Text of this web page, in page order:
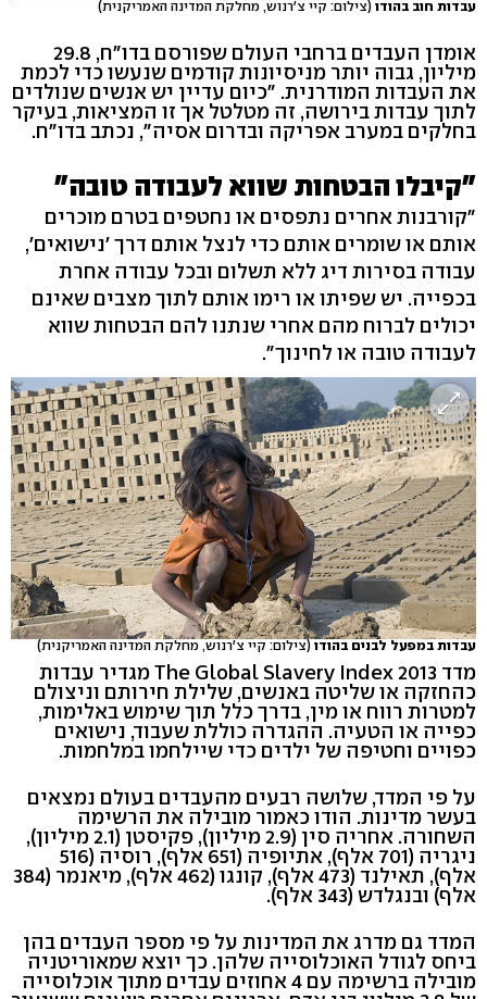
עבדות חוב בהודו (צילום: קיי צ'רנוש, מחלקת המדינה האמריקנית)
אומדן העבדים ברחבי העולם שפורסם בדו"ח, 29.8
מיליון, גבוה יותר מניסיונות קודמים שנעשו כדי לכמת
את העבדות המודרנית. "כיום עדיין יש אנשים שנולדים
לתוך עבדות בירושה, זה מטלטל אך זו המציאות, בעיקר
בחלקים במערב אפריקה ובדרום אסיה", נכתב בדו"ח.
"קיבלו הבטחות שווא לעבודה טובה"
"קורבנות אחרים נתפסים או נחטפים בטרם מוכרים
אותם או שומרים אותם כדי לנצל אותם דרך 'נישואים',
עבודה בסירות דיג ללא תשלום ובכל עבודה אחרת
בכפייה. יש שפיתו או רימו אותם לתוך מצבים שאינם
יכולים לברוח מהם אחרי שנתנו להם הבטחות שווא
לעבודה טובה או לחינוך".
עבדות במפעל לבנים בהודו(צילום: קיי צ'רנוש, מחלקת המדינה האמריקנית)
מדד The Global Slavery Index 2013 מגדיר עבדות
כהחזקה או שליטה באנשים, שלילת חירותם וניצולם
למטרות רווח או מין, בדרך כלל תוך שימוש באלימות,
כפייה או הטעיה. ההגדרה כוללת שעבוד, נישואים
כפויים וחטיפה של ילדים כדי שיילחמו במלחמות.
על פי המדד, שלושה רבעים מהעבדים בעולם נמצאים
בעשר מדינות. הודו כאמור מובילה את הרשימה
השחורה. אחריה סין (2.9 מיליון), פקיסטן (2.1 מיליון),
ניגריה (701 אלף), אתיופיה (651 אלף), רוסיה (516
אלף), תאילנד (473 אלף), קונגו (462 אלף), מיאנמר (384
אלף) ובנגלדש (343 אלף).
המדד גם מדרג את המדינות על פי מספר העבדים בהן
ביחס לגודל האוכלוסייה שלהן. כך יוצא שמאוריטניה
מובילה ברשימה עם 4 אחוזים עבדים מתוך אוכלוסייה